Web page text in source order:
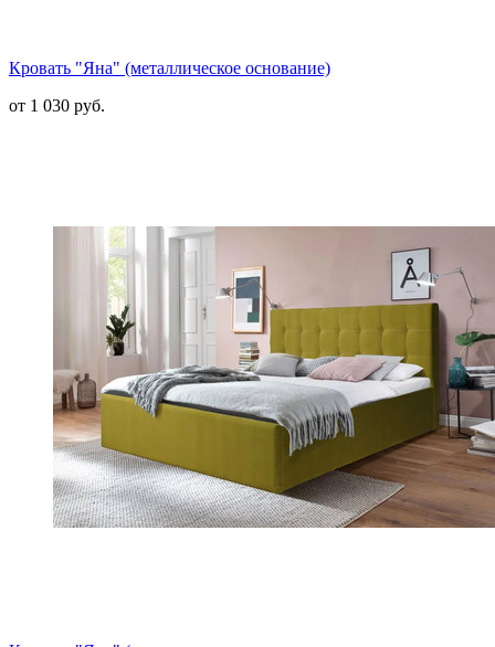
Кровать "Яна" (металлическое основание)
от 1 030 руб.